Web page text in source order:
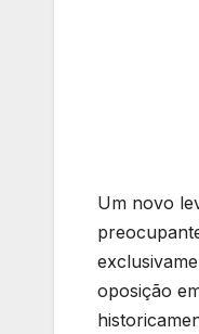
Um novo
oposição